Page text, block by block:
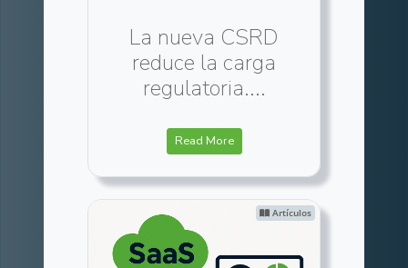
La nueva CSRD
reduce la carga
regulatoria....
Read More
Artículos